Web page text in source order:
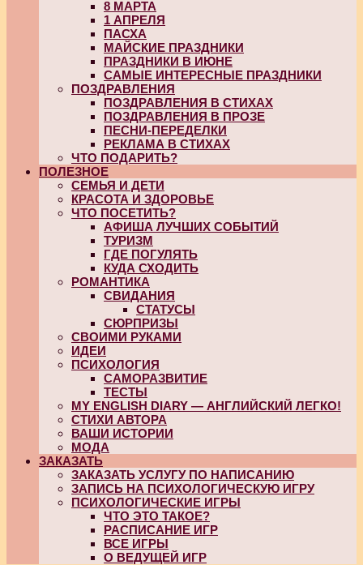
8 МАРТА
1 АПРЕЛЯ
ПАСХА
МАЙСКИЕ ПРАЗДНИКИ
ПРАЗДНИКИ В ИЮНЕ
САМЫЕ ИНТЕРЕСНЫЕ ПРАЗДНИКИ
ПОЗДРАВЛЕНИЯ
ПОЗДРАВЛЕНИЯ В СТИХАХ
ПОЗДРАВЛЕНИЯ В ПРОЗЕ
ПЕСНИ-ПЕРЕДЕЛКИ
РЕКЛАМА В СТИХАХ
ЧТО ПОДАРИТЬ?
ПОЛЕЗНОЕ
СЕМЬЯ И ДЕТИ
КРАСОТА И ЗДОРОВЬЕ
ЧТО ПОСЕТИТЬ?
АФИША ЛУЧШИХ СОБЫТИЙ
ТУРИЗМ
ГДЕ ПОГУЛЯТЬ
КУДА СХОДИТЬ
РОМАНТИКА
СВИДАНИЯ
СТАТУСЫ
СЮРПРИЗЫ
СВОИМИ РУКАМИ
ИДЕИ
ПСИХОЛОГИЯ
САМОРАЗВИТИЕ
ТЕСТЫ
MY ENGLISH DIARY — АНГЛИЙСКИЙ ЛЕГКО!
СТИХИ АВТОРА
ВАШИ ИСТОРИИ
МОДА
ЗАКАЗАТЬ
ЗАКАЗАТЬ УСЛУГУ ПО НАПИСАНИЮ
ЗАПИСЬ НА ПСИХОЛОГИЧЕСКУЮ ИГРУ
ПСИХОЛОГИЧЕСКИЕ ИГРЫ
ЧТО ЭТО ТАКОЕ?
РАСПИСАНИЕ ИГР
ВСЕ ИГРЫ
О ВЕДУЩЕЙ ИГР